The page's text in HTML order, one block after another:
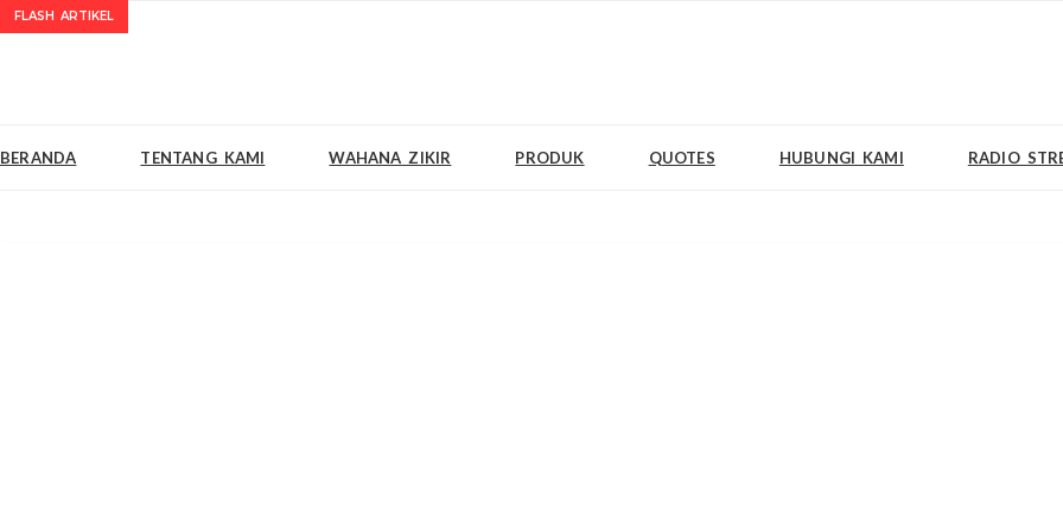
FLASH ARTIKEL
BERANDA TENTANG KAMI WAHANA ZIKIR PRODUK QUOTES HUBUNGI KAMI RADIO